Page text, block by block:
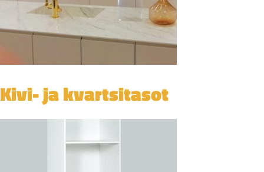
Kivi- ja kvartsitasot